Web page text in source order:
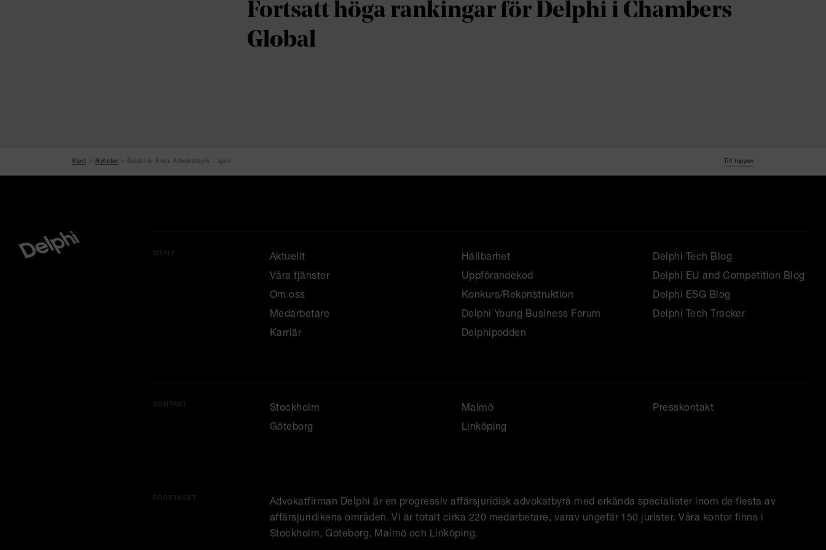
Fortsatt höga rankingar för Delphi i Chambers
Global
Start Nyheter Delphi är Årets Advokatbyrå – igen! Till toppen
MENY Aktuellt Hållbarhet
Delphi Tech Blog
Våra tjänster
Uppförandekod
Delphi EU and Competition Blog
Om oss
Konkurs/Rekonstruktion
Delphi ESG Blog
Medarbetare
Delphi Young Business Forum
Delphi Tech Tracker
Karriär
Delphipodden
KONTAKT Stockholm Malmö
Presskontakt
Göteborg
Linköping
FÖRETAGET
Advokatfirman Delphi är en progressiv affärsjuridisk advokatbyrå med erkända specialister inom de flesta av
affärsjuridikens områden. Vi är totalt cirka 220 medarbetare, varav ungefär 150 jurister. Våra kontor finns i
Stockholm, Göteborg, Malmö och Linköping.